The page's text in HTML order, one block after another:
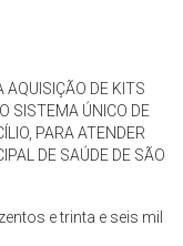
AQUISIÇÃO DE KITS
SISTEMA ÚNICO DE
PARA ATENDER
DE SAÚDE DE SÃO
e trinta e seis mil